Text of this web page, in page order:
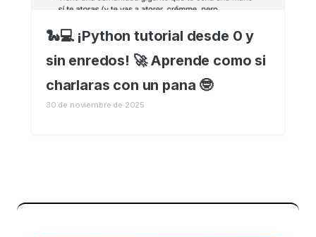
🐍💻 ¡Python tutorial desde 0 y
sin enredos! 🚀 Aprende como si
charlaras con un pana 🤓
30 de noviembre de 2025